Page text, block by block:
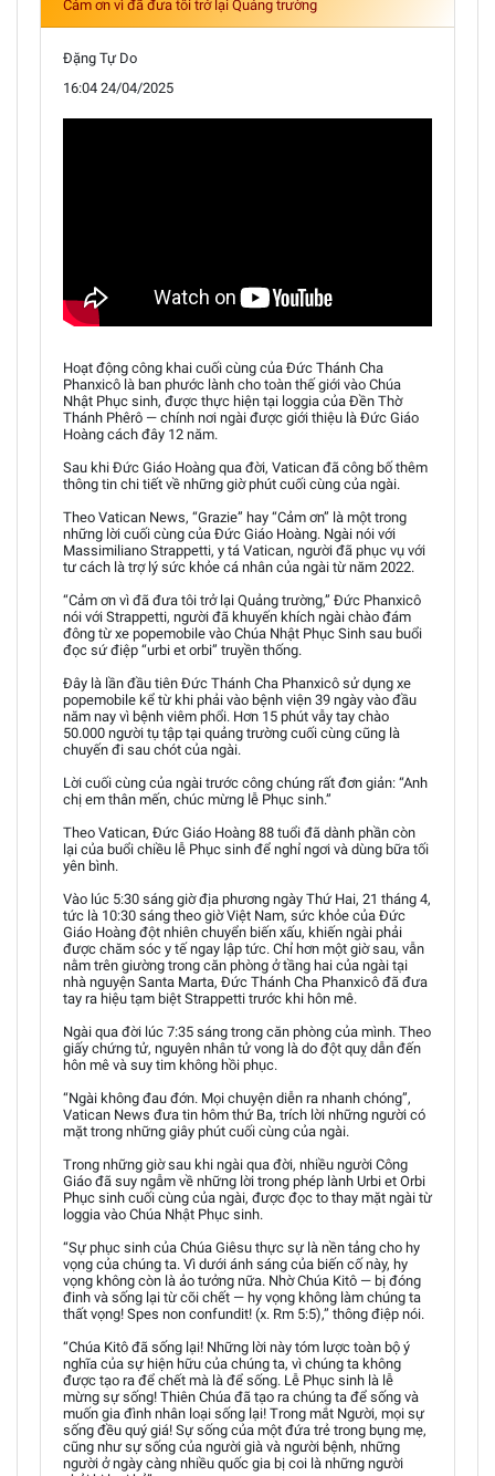
Cảm ơn vì đã đưa tôi trở lại Quảng trường
Đặng Tự Do
16:04 24/04/2025
Hoạt động công khai cuối cùng của Đức Thánh Cha
Phanxicô là ban phước lành cho toàn thế giới vào Chúa
Nhật Phục sinh, được thực hiện tại loggia của Đền Thờ
Thánh Phêrô — chính nơi ngài được giới thiệu là Đức Giáo
Hoàng cách đây 12 năm.
Sau khi Đức Giáo Hoàng qua đời, Vatican đã công bố thêm
thông tin chi tiết về những giờ phút cuối cùng của ngài.
Theo Vatican News, “Grazie” hay “Cảm ơn” là một trong
những lời cuối cùng của Đức Giáo Hoàng. Ngài nói với
Massimiliano Strappetti, y tá Vatican, người đã phục vụ với
tư cách là trợ lý sức khỏe cá nhân của ngài từ năm 2022.
“Cảm ơn vì đã đưa tôi trở lại Quảng trường,” Đức Phanxicô
nói với Strappetti, người đã khuyến khích ngài chào đám
đông từ xe popemobile vào Chúa Nhật Phục Sinh sau buổi
đọc sứ điệp “urbi et orbi” truyền thống.
Đây là lần đầu tiên Đức Thánh Cha Phanxicô sử dụng xe
popemobile kể từ khi phải vào bệnh viện 39 ngày vào đầu
năm nay vì bệnh viêm phổi. Hơn 15 phút vẫy tay chào
50.000 người tụ tập tại quảng trường cuối cùng cũng là
chuyến đi sau chót của ngài.
Lời cuối cùng của ngài trước công chúng rất đơn giản: “Anh
chị em thân mến, chúc mừng lễ Phục sinh.”
Theo Vatican, Đức Giáo Hoàng 88 tuổi đã dành phần còn
lại của buổi chiều lễ Phục sinh để nghỉ ngơi và dùng bữa tối
yên bình.
Vào lúc 5:30 sáng giờ địa phương ngày Thứ Hai, 21 tháng 4,
tức là 10:30 sáng theo giờ Việt Nam, sức khỏe của Đức
Giáo Hoàng đột nhiên chuyển biến xấu, khiến ngài phải
được chăm sóc y tế ngay lập tức. Chỉ hơn một giờ sau, vẫn
nằm trên giường trong căn phòng ở tầng hai của ngài tại
nhà nguyện Santa Marta, Đức Thánh Cha Phanxicô đã đưa
tay ra hiệu tạm biệt Strappetti trước khi hôn mê.
Ngài qua đời lúc 7:35 sáng trong căn phòng của mình. Theo
giấy chứng tử, nguyên nhân tử vong là do đột quỵ dẫn đến
hôn mê và suy tim không hồi phục.
“Ngài không đau đớn. Mọi chuyện diễn ra nhanh chóng”,
Vatican News đưa tin hôm thứ Ba, trích lời những người có
mặt trong những giây phút cuối cùng của ngài.
Trong những giờ sau khi ngài qua đời, nhiều người Công
Giáo đã suy ngẫm về những lời trong phép lành Urbi et Orbi
Phục sinh cuối cùng của ngài, được đọc to thay mặt ngài từ
loggia vào Chúa Nhật Phục sinh.
“Sự phục sinh của Chúa Giêsu thực sự là nền tảng cho hy
vọng của chúng ta. Vì dưới ánh sáng của biến cố này, hy
vọng không còn là ảo tưởng nữa. Nhờ Chúa Kitô — bị đóng
đinh và sống lại từ cõi chết — hy vọng không làm chúng ta
thất vọng! Spes non confundit! (x. Rm 5:5),” thông điệp nói.
“Chúa Kitô đã sống lại! Những lời này tóm lược toàn bộ ý
nghĩa của sự hiện hữu của chúng ta, vì chúng ta không
được tạo ra để chết mà là để sống. Lễ Phục sinh là lễ
mừng sự sống! Thiên Chúa đã tạo ra chúng ta để sống và
muốn gia đình nhân loại sống lại! Trong mắt Người, mọi sự
sống đều quý giá! Sự sống của một đứa trẻ trong bụng mẹ,
cũng như sự sống của người già và người bệnh, những
người ở ngày càng nhiều quốc gia bị coi là những người